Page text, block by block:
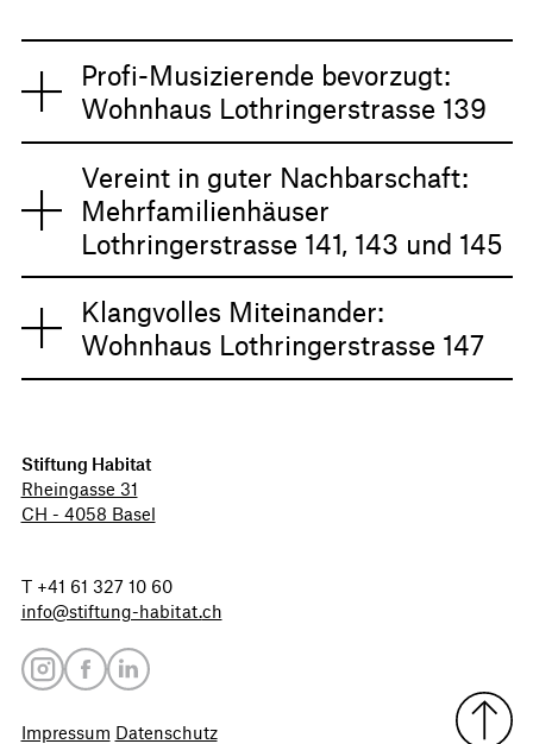
Profi-Musizierende bevorzugt:
Wohnhaus Lothringerstrasse 139
Vereint in guter Nachbarschaft:
Mehrfamilienhäuser
Lothringerstrasse 141, 143 und 145
Klangvolles Miteinander:
Wohnhaus Lothringerstrasse 147
Stiftung Habitat
Rheingasse 31
CH - 4058 Basel
T +41 61 327 10 60
info@stiftung-habitat.ch
Impressum Datenschutz